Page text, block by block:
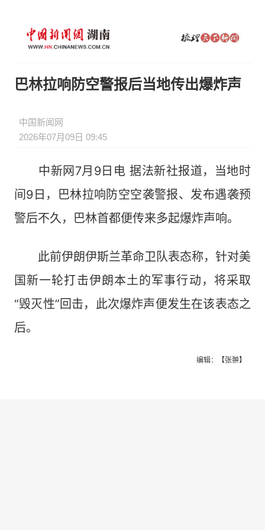
巴林拉响防空警报后当地传出爆炸声
中国新闻网
2026年07月09日 09:45
中新网7月9日电 据法新社报道，当地时
间9日，巴林拉响防空空袭警报、发布遇袭预
警后不久，巴林首都便传来多起爆炸声响。
此前伊朗伊斯兰革命卫队表态称，针对美
国新一轮打击伊朗本土的军事行动，将采取
“毁灭性”回击，此次爆炸声便发生在该表态之
后。
编辑：【张翀】